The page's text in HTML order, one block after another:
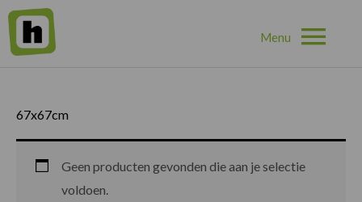
Home»
67x67cm
Geen producten gevonden die aan je selectie
voldoen.